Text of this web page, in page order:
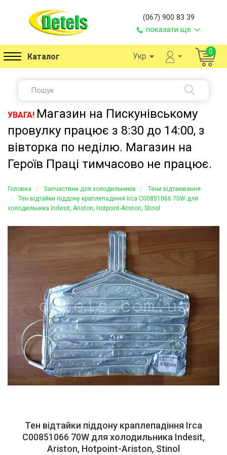
(067) 900 83 39
показати ще
Каталог Укр 0
УВАГА! Магазин на Пискунівському
провулку працює з 8:30 до 14:00, з
вівторка по неділю. Магазин на
Героїв Праці тимчасово не працює.
Головна Запчастини для холодильників
Тени відтаювання
Тен відтайки піддону краплепадіння Irca C00851066 70W для
холодильника Indesit, Ariston, Hotpoint-Ariston, Stinol
Тен відтайки піддону краплепадіння Irca
C00851066 70W для холодильника Indesit,
Ariston, Hotpoint-Ariston, Stinol